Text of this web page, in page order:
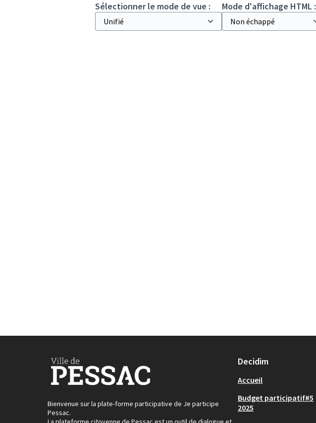
Sélectionner le mode de vue :
Mode d'affichage HTML :
Bienvenue sur la plate-forme participative de Je participe
Pessac.
Decidim
Accueil
Budget participatif#5
2025